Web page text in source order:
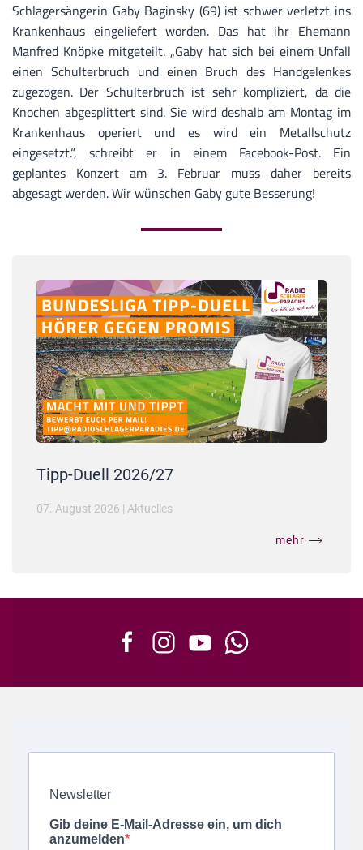
Schlagersängerin Gaby Baginsky (69) ist schwer verletzt ins
Krankenhaus eingeliefert worden. Das hat ihr Ehemann
Manfred Knöpke mitgeteilt. „Gaby hat sich bei einem Unfall
einen Schulterbruch und einen Bruch des Handgelenkes
zugezogen. Der Schulterbruch ist sehr kompliziert, da die
Knochen abgesplittert sind. Sie wird deshalb am Montag im
Krankenhaus operiert und es wird ein Metallschutz
eingesetzt.“, schreibt er in einem Facebook-Post. Ein
geplantes Konzert am 3. Februar muss daher bereits
abgesagt werden. Wir wünschen Gaby gute Besserung!
Tipp-Duell 2026/27
07. August 2026 | Aktuelles
mehr